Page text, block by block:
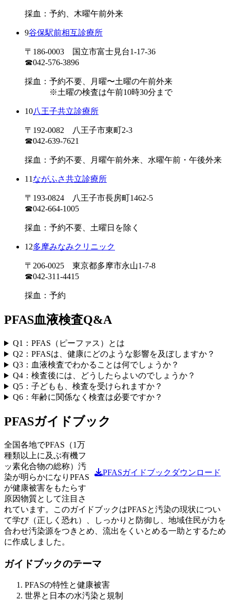
採血：予約、木曜午前外来
9谷保駅前相互診療所
〒186-0003 国立市富士見台1-17-36
☎042-576-3896
採血：予約不要、月曜〜土曜の午前外来
※土曜の検査は午前10時30分まで
10八王子共立診療所
〒192-0082 八王子市東町2-3
☎042-639-7621
採血：予約不要、月曜午前外来、水曜午前・午後外来
11 ながふさ共立診療所
〒193-0824 八王子市長房町1462-5
☎042-664-1005
採血：予約不要、土曜日を除く
12多摩みなみクリニック
〒206-0025 東京都多摩市永山1-7-8
☎042-311-4415
採血：予約
PFAS血液検査Q&A
Q1：PFAS（ピーファス）とは
Q2：PFASは、健康にどのような影響を及ぼしますか？
Q3：血液検査でわかることは何でしょうか？
Q4：検査後には、どうしたらよいのでしょうか？
Q5：子どもも、検査を受けられますか？
Q6：年齢に関係なく検査は必要ですか？
PFASガイドブック
PFASガイドブックダウンロード
全国各地でPFAS（1万
種類以上に及ぶ有機フ
ッ素化合物の総称）汚
染が明らかになりPFAS
が健康被害をもたらす
原因物質として注目さ
れています。このガイドブックはPFASと汚染の現状につい
て学び（正しく恐れ）、しっかりと防御し、地域住民が力を
合わせ汚染源をつきとめ、流出をくいとめる一助とするため
に作成しました。
ガイドブックのテーマ
PFASの特性と健康被害
世界と日本の水汚染と規制